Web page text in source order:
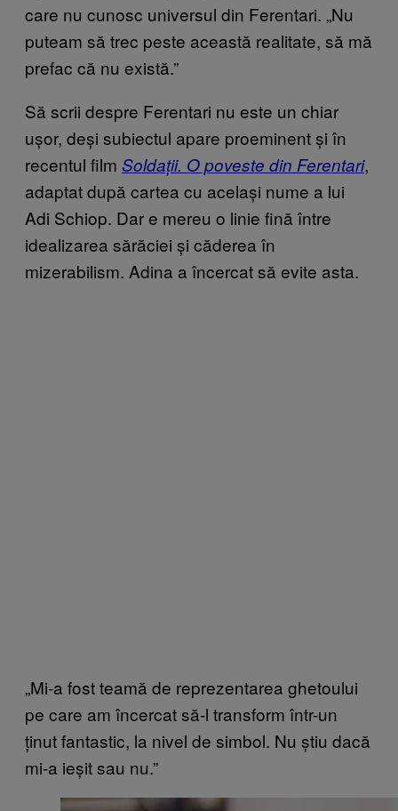
care nu cunosc universul din Ferentari. „Nu
puteam să trec peste această realitate, să mă
prefac că nu există.”
Să scrii despre Ferentari nu este un chiar
ușor, deși subiectul apare proeminent și în
recentul film Soldații. O poveste din Ferentari,
adaptat după cartea cu același nume a lui
Adi Schiop. Dar e mereu o linie fină între
idealizarea sărăciei și căderea în
mizerabilism. Adina a încercat să evite asta.
„Mi-a fost teamă de reprezentarea ghetoului
pe care am încercat să-l transform într-un
ținut fantastic, la nivel de simbol. Nu știu dacă
mi-a ieșit sau nu.”